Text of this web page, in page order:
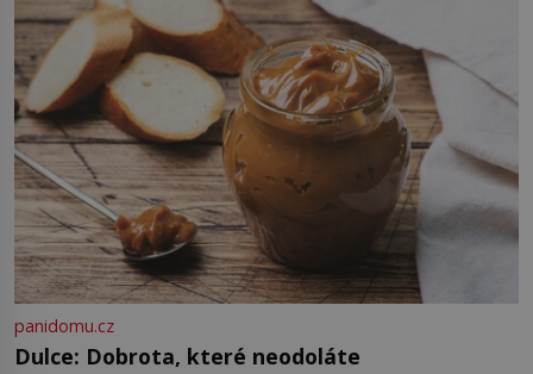
ovládaný muž? Marcus Aurelius byl
zastáncem stoicismu, učení, […]
panidomu.cz
Dulce: Dobrota, které neodoláte